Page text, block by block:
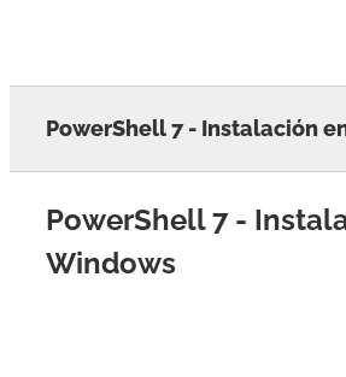
PowerShell 7 - Instalación
PowerShell 7 -
Windows